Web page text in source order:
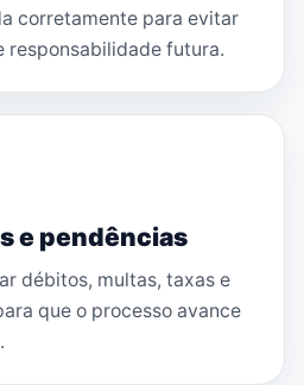
corretamente para evitar
responsabilidade futura.
e pendências
débitos, multas, taxas e
que o processo avance